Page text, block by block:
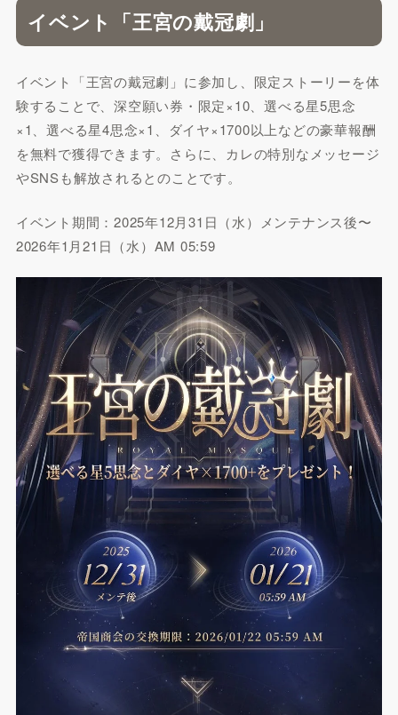
イベント「王宮の戴冠劇」
イベント「王宮の戴冠劇」に参加し、限定ストーリーを体
験することで、深空願い券・限定×10、選べる星5思念
×1、選べる星4思念×1、ダイヤ×1700以上などの豪華報酬
を無料で獲得できます。さらに、カレの特別なメッセージ
やSNSも解放されるとのことです。
イベント期間：2025年12月31日（水）メンテナンス後〜
2026年1月21日（水）AM 05:59